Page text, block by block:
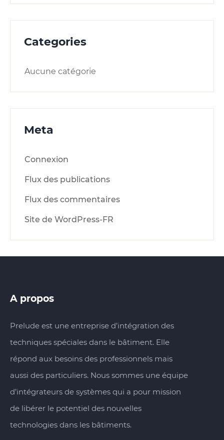
Categories
Aucune catégorie
Meta
Connexion
Flux des publications
Flux des commentaires
Site de WordPress-FR
A propos
Prelude est une entreprise d’intégration des
techniques spéciales dans le bâtiment. Elle
répond aux besoins des professionnels mais
aussi des particuliers. Nous sommes une équipe
d’intégrateurs de systèmes qui a pour mission
de libérer le potentiel des nouvelles
technologies dans les bâtiments.